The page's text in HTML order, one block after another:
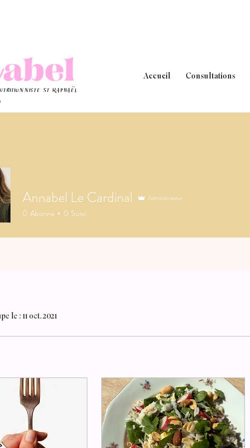
Accueil Consultations
St Raphaël
le : 11 oct. 2021
Annabel Le Cardinal Administrateur
0 Abonné 0 Suivi